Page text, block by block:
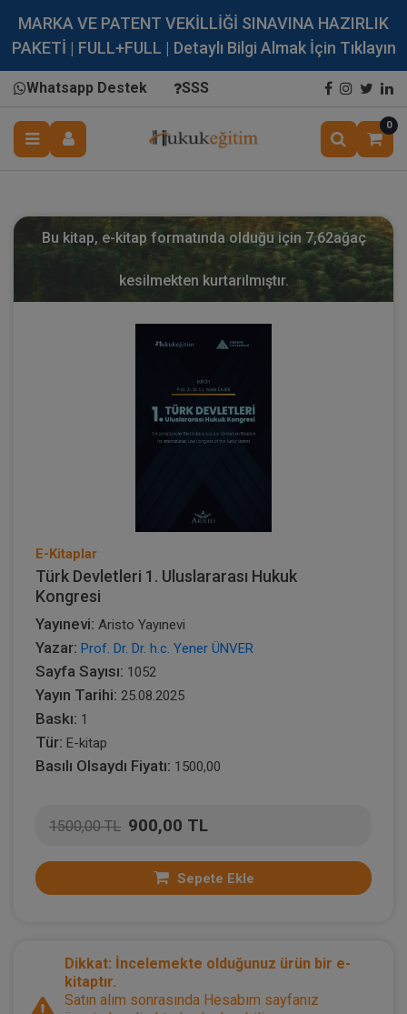
MARKA VE PATENT VEKİLLİĞİ SINAVINA HAZIRLIK
PAKETİ | FULL+FULL | Detaylı Bilgi Almak İçin Tıklayın
Whatsapp Destek SSS
0
Bu kitap, e-kitap formatında olduğu için 7,62ağaç
kesilmekten kurtarılmıştır.
E-Kitaplar
Türk Devletleri 1. Uluslararası Hukuk
Kongresi
Yayınevi: Aristo Yayınevi
Yazar: Prof. Dr. Dr. h.c. Yener ÜNVER
Sayfa Sayısı: 1052
Yayın Tarihi: 25.08.2025
Baskı: 1
Tür: E-kitap
Basılı Olsaydı Fiyatı: 1500,00
1500,00 TL 900,00 TL
Sepete Ekle
Dikkat: İncelemekte olduğunuz ürün bir e-
kitaptır.
Satın alım sonrasında Hesabım sayfanız